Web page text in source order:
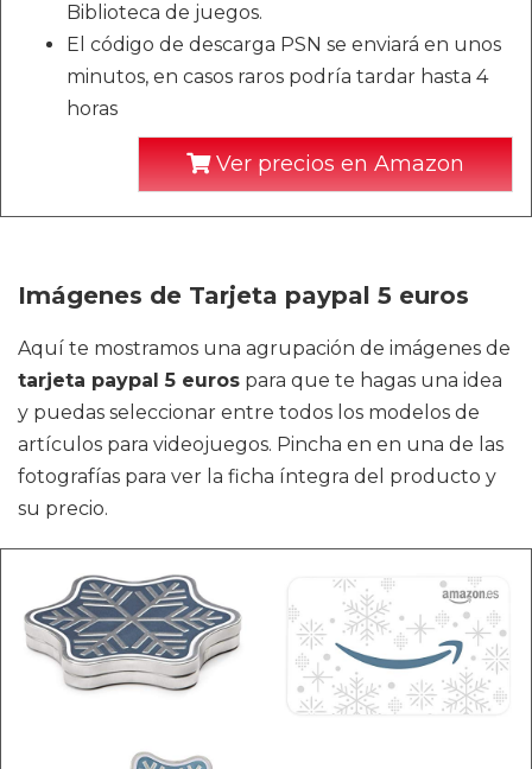
Biblioteca de juegos.
El código de descarga PSN se enviará en unos
minutos, en casos raros podría tardar hasta 4
horas
Ver precios en Amazon
Imágenes de Tarjeta paypal 5 euros
Aquí te mostramos una agrupación de imágenes de
tarjeta paypal 5 euros para que te hagas una idea
y puedas seleccionar entre todos los modelos de
artículos para videojuegos. Pincha en en una de las
fotografías para ver la ficha íntegra del producto y
su precio.